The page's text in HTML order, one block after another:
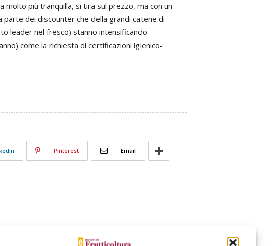
molto più tranquilla, si tira sul prezzo, ma con un
dei discounter che della grandi catene di
leader nel fresco) stanno intensificando
come la richiesta di certificazioni igienico-
Pinterest Email